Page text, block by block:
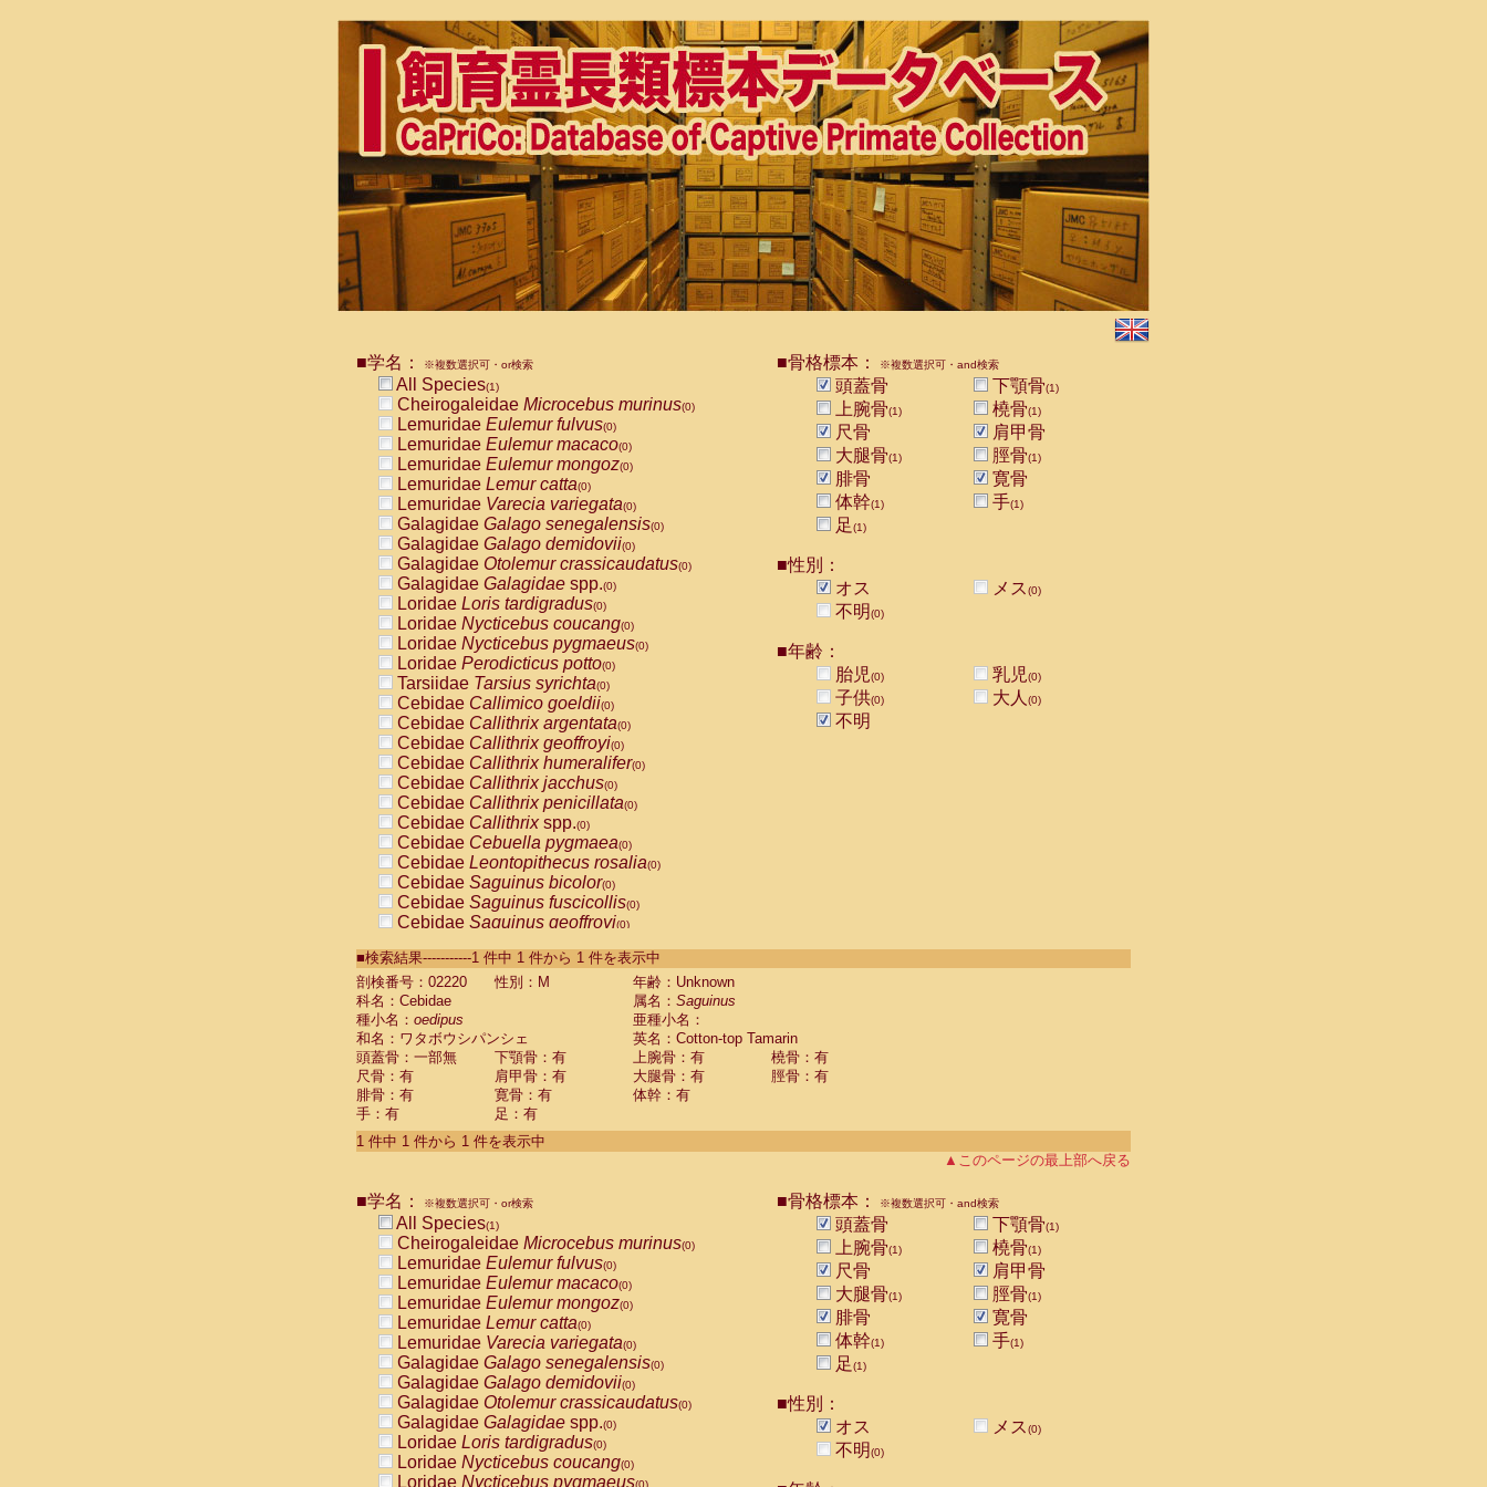
■学名： ※複数選択可・or検索
All Species(1)
Cheirogaleidae Microcebus murinus(0)
Lemuridae Eulemur fulvus(0)
Lemuridae Eulemur macaco(0)
Lemuridae Eulemur mongoz(0)
Lemuridae Lemur catta(0)
Lemuridae Varecia variegata(0)
Galagidae Galago senegalensis(0)
Galagidae Galago demidovii(0)
Galagidae Otolemur crassicaudatus(0)
Galagidae Galagidae spp.(0)
Loridae Loris tardigradus(0)
Loridae Nycticebus coucang(0)
Loridae Nycticebus pygmaeus(0)
Loridae Perodicticus potto(0)
Tarsiidae Tarsius syrichta(0)
Cebidae Callimico goeldii(0)
Cebidae Callithrix argentata(0)
Cebidae Callithrix geoffroyi(0)
Cebidae Callithrix humeralifer(0)
Cebidae Callithrix jacchus(0)
Cebidae Callithrix penicillata(0)
Cebidae Callithrixspp.(0)
Cebidae Cebuella pygmaea(0)
Cebidae Leontopithecus rosalia(0)
Cebidae Saguinus bicolor(0)
Cebidae Saguinus fuscicollis(0)
Cebidae Saguinus geoffroyi(0)
CebidaeSaguinus labiatus(0)
Cebidae Saguinus leucopus (0)
Cebidae
Cebidae
CebidaeSaguinus nigricollis (0)
Cebidae Saguinus oedipus
Cebidae Saguinus weddelli
Cebidae Saguinusspp.
Cebidae Aotus trivirgatus
Cebidae Cebus albifrons
CebidaeCebus nigrivittatus
CebidaeCebus
CebidaeSaimiri boliviensis(0)
CebidaeSaimiri sciureus(0)
AtelidaeAlouatta caraya(0)
AtelidaeAlouatta fusca(0)
AtelidaeAlouatta seniculus
AtelidaeAlouattaspp.(0)
AtelidaeAteles belzebuth(0)
AtelidaeAteles geoffroyi(0)
AtelidaeAteles paniscus(0)
AtelidaeAtelesspp.(0)
Atelidae Lagothrix lagothricha
AtelidaeLagothrix lagothricha cana
PitheciidaeCacajao calvus rubicundus
■骨格標本： ※複数選択可・and検索
頭蓋骨 下顎骨(1)
上腕骨(1) 橈骨(1)
尺骨
肩甲骨
大腿骨(1) 脛骨(1)
腓骨
寛骨
体幹(1) 手(1)
足(1)
■性別：
オス
メス(0)
不明(0)
■年齢：
胎児(0) 乳児(0)
子供(0) 大人 (0)
不明
■検索結果-----------1 件中 1 件から 1 件を表示中
剖検番号：02220
性別：M
年齢：Unknown
科名：Cebidae
属名： Saguinus
種小名： oedipus
亜種小名：
和名：ワタボウシパンシェ
英名：Cotton-top Tamarin
頭蓋骨：一部無
下顎骨：有 上腕骨：有
橈骨：有
尺骨：有
肩甲骨：有 大腿骨：有
脛骨：有
腓骨：有
寛骨：有
体幹：有
手：有
足：有
1 件中 1 件から 1 件を表示中
▲このページの最上部へ戻る
■学名： ※複数選択可・or検索
All Species(1)
Cheirogaleidae Microcebus murinus(0)
Lemuridae Eulemur fulvus(0)
Lemuridae Eulemur macaco(0)
Lemuridae Eulemur mongoz(0)
Lemuridae Lemur catta(0)
Lemuridae Varecia variegata(0)
Galagidae Galago senegalensis(0)
Galagidae Galago demidovii(0)
Galagidae Otolemur crassicaudatus(0)
Galagidae Galagidae spp.(0)
Loridae Loris tardigradus(0)
Loridae Nycticebus coucang(0)
Loridae Nycticebus pygmaeus(0)
■骨格標本： ※複数選択可・and検索
頭蓋骨 下顎骨(1)
上腕骨(1) 橈骨(1)
尺骨
肩甲骨
大腿骨(1) 脛骨(1)
腓骨
寛骨
体幹(1) 手(1)
足(1)
■性別：
オス
メス(0)
不明(0)